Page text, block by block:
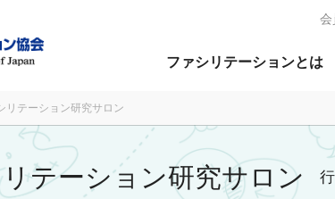
FAJ：特定非営利活動
ファシリテーションとは
会
リテーション研究サロン
テーション研究サロン